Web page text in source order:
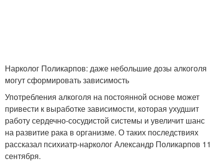
Нарколог Поликарпов: даже небольшие дозы алкоголя
могут сформировать зависимость
Употребления алкоголя на постоянной основе может
привести к выработке зависимости, которая ухудшит
работу сердечно-сосудистой системы и увеличит шанс
на развитие рака в организме. О таких последствиях
рассказал психиатр-нарколог Александр Поликарпов 11
сентября.